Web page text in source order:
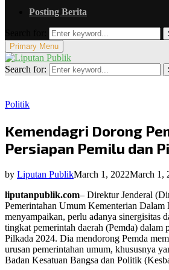
Posting Berita
Primary Menu
Search for:
Politik
Kemendagri Dorong
Persiapan Pemilu dan
by Liputan PublikMarch 1, 2022March 1,
liputanpublik.com– Direktur Jenderal
Pemerintahan Umum Kementerian Dalam
menyampaikan, perlu adanya sinergisitas
tingkat pemerintah daerah (Pemda) dalam
Pilkada 2024. Dia mendorong Pemda
urusan pemerintahan umum, khususnya
Badan Kesatuan Bangsa dan Politik